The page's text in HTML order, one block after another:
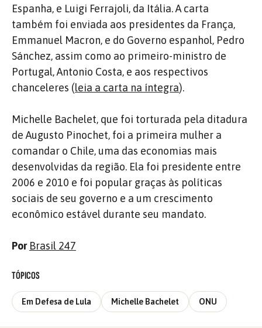
Espanha, e Luigi Ferrajoli, da Itália. A carta
também foi enviada aos presidentes da França,
Emmanuel Macron, e do Governo espanhol, Pedro
Sánchez, assim como ao primeiro-ministro de
Portugal, Antonio Costa, e aos respectivos
chanceleres (leia a carta na íntegra).
Michelle Bachelet, que foi torturada pela ditadura
de Augusto Pinochet, foi a primeira mulher a
comandar o Chile, uma das economias mais
desenvolvidas da região. Ela foi presidente entre
2006 e 2010 e foi popular graças às políticas
sociais de seu governo e a um crescimento
econômico estável durante seu mandato.
Por Brasil 247
TÓPICOS
Em Defesa de Lula Michelle Bachelet ONU